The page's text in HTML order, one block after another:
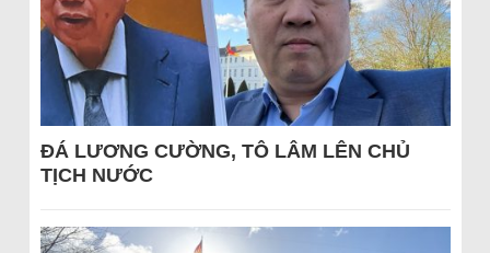
ĐÁ LƯƠNG CƯỜNG, TÔ LÂM LÊN CHỦ
TỊCH NƯỚC